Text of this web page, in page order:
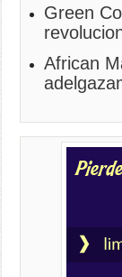
Green
African